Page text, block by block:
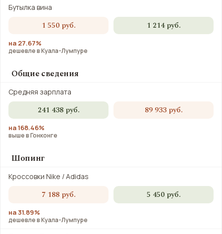
Бутылка вина
1 550 руб. 1 214 руб.
на 27.67%
дешевле в Куала-Лумпуре
Общие сведения
Средняя зарплата
241 438 руб. 89 933 руб.
на 168.46%
выше в Гонконге
Шопинг
Кроссовки Nike / Adidas
7 188 руб. 5 450 руб.
на 31.89%
дешевле в Куала-Лумпуре